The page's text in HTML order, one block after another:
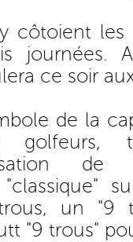
côtoient
journées.
ce soir
de la
de
"classique"
un "9
"9 trous"